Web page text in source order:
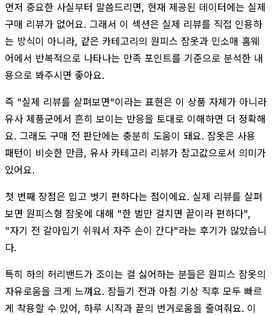
먼저 중요한 사실부터 말씀드리면, 현재 제공된 데이터에는 실제
구매 리뷰가 없어요. 그래서 이 섹션은 실제 리뷰를 직접 인용하
는 방식이 아니라, 같은 카테고리의 원피스 잠옷과 민소매 홈웨
어에서 반복적으로 나타나는 만족 포인트를 기준으로 분석한 내
용으로 봐주시면 좋아요.
즉 "실제 리뷰를 살펴보면"이라는 표현은 이 상품 자체가 아니라
유사 제품군에서 흔히 보이는 반응을 토대로 이해하면 더 정확해
요. 그래도 구매 전 판단에는 충분히 도움이 돼요. 잠옷은 사용
패턴이 비슷한 만큼, 유사 카테고리 리뷰가 참고값으로서 의미가
있어요.
첫 번째 장점은 입고 벗기 편하다는 점이에요. 실제 리뷰를 살펴
보면 원피스형 잠옷에 대해 "한 벌만 걸치면 끝이라 편하다",
"자기 전 갈아입기 쉬워서 자주 손이 간다"라는 후기가 많았습니
다.
특히 하의 허리밴드가 조이는 걸 싫어하는 분들은 원피스 잠옷의
자유로움을 크게 느껴요. 잠들기 전과 아침 기상 직후 모두 빠르
게 착용할 수 있어, 하루 시작과 끝의 번거로움을 줄여줘요. 이